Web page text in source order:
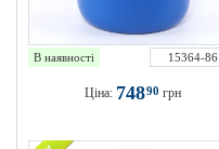
В наявності 15364-86
Ціна: 74890 грн